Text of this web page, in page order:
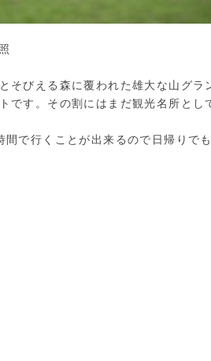
そびえる森に覆われた雄大な山グラ
です。その割にはまだ観光名所とし
で行くことが出来るので日帰りで